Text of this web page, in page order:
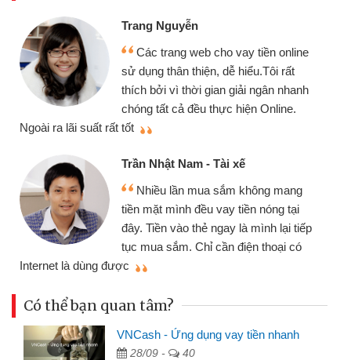
Trang Nguyễn
Các trang web cho vay tiền online
sử dụng thân thiện, dễ hiểu.Tôi rất
thích bởi vì thời gian giải ngân nhanh
chóng tất cả đều thực hiện Online.
Ngoài ra lãi suất rất tốt
Trần Nhật Nam - Tài xế
Nhiều lần mua sắm không mang
tiền mặt mình đều vay tiền nóng tại
đây. Tiền vào thẻ ngay là mình lại tiếp
tục mua sắm. Chỉ cần điện thoại có
Internet là dùng được
Có thể bạn quan tâm?
VNCash - Ứng dụng vay tiền nhanh
28/09 - 40